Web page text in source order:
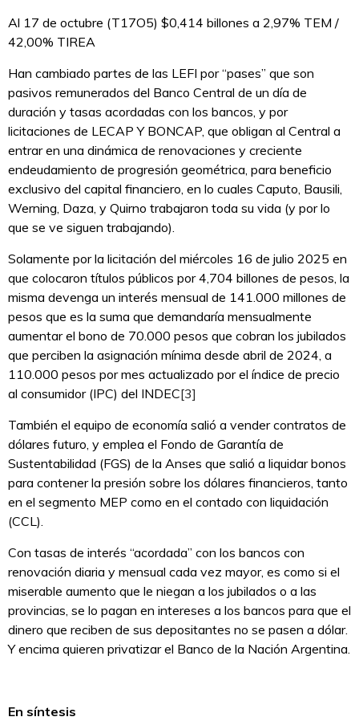
Al 17 de octubre (T17O5) $0,414 billones a 2,97% TEM /
42,00% TIREA
Han cambiado partes de las LEFI por “pases” que son
pasivos remunerados del Banco Central de un día de
duración y tasas acordadas con los bancos, y por
licitaciones de LECAP Y BONCAP, que obligan al Central a
entrar en una dinámica de renovaciones y creciente
endeudamiento de progresión geométrica, para beneficio
exclusivo del capital financiero, en lo cuales Caputo, Bausili,
Werning, Daza, y Quirno trabajaron toda su vida (y por lo
que se ve siguen trabajando).
Solamente por la licitación del miércoles 16 de julio 2025 en
que colocaron títulos públicos por 4,704 billones de pesos, la
misma devenga un interés mensual de 141.000 millones de
pesos que es la suma que demandaría mensualmente
aumentar el bono de 70.000 pesos que cobran los jubilados
que perciben la asignación mínima desde abril de 2024, a
110.000 pesos por mes actualizado por el índice de precio
al consumidor (IPC) del INDEC[3]
También el equipo de economía salió a vender contratos de
dólares futuro, y emplea el Fondo de Garantía de
Sustentabilidad (FGS) de la Anses que salió a liquidar bonos
para contener la presión sobre los dólares financieros, tanto
en el segmento MEP como en el contado con liquidación
(CCL).
Con tasas de interés “acordada” con los bancos con
renovación diaria y mensual cada vez mayor, es como si el
miserable aumento que le niegan a los jubilados o a las
provincias, se lo pagan en intereses a los bancos para que el
dinero que reciben de sus depositantes no se pasen a dólar.
Y encima quieren privatizar el Banco de la Nación Argentina.
En síntesis